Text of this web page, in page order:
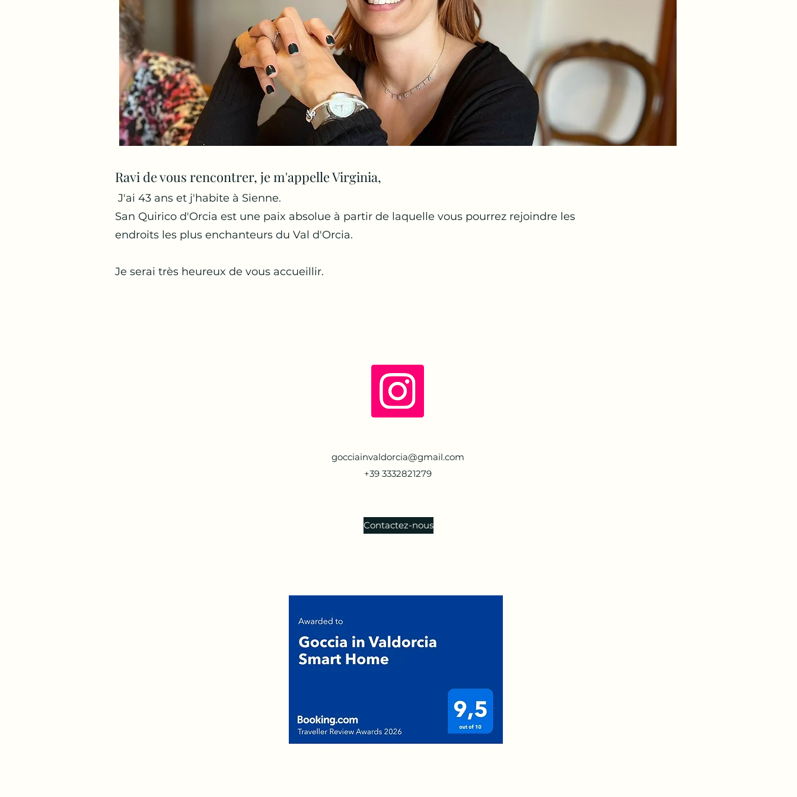
Ravi de vous rencontrer, je m'appelle Virginia,
J'ai 43 ans et j'habite à Sienne.
San Quirico d'Orcia est une paix absolue à partir de laquelle vous pourrez rejoindre les
endroits les plus enchanteurs du Val d'Orcia.
Je serai très heureux de vous accueillir.
gocciainvaldorcia@gmail.com
+39 3332821279
Contactez-nous